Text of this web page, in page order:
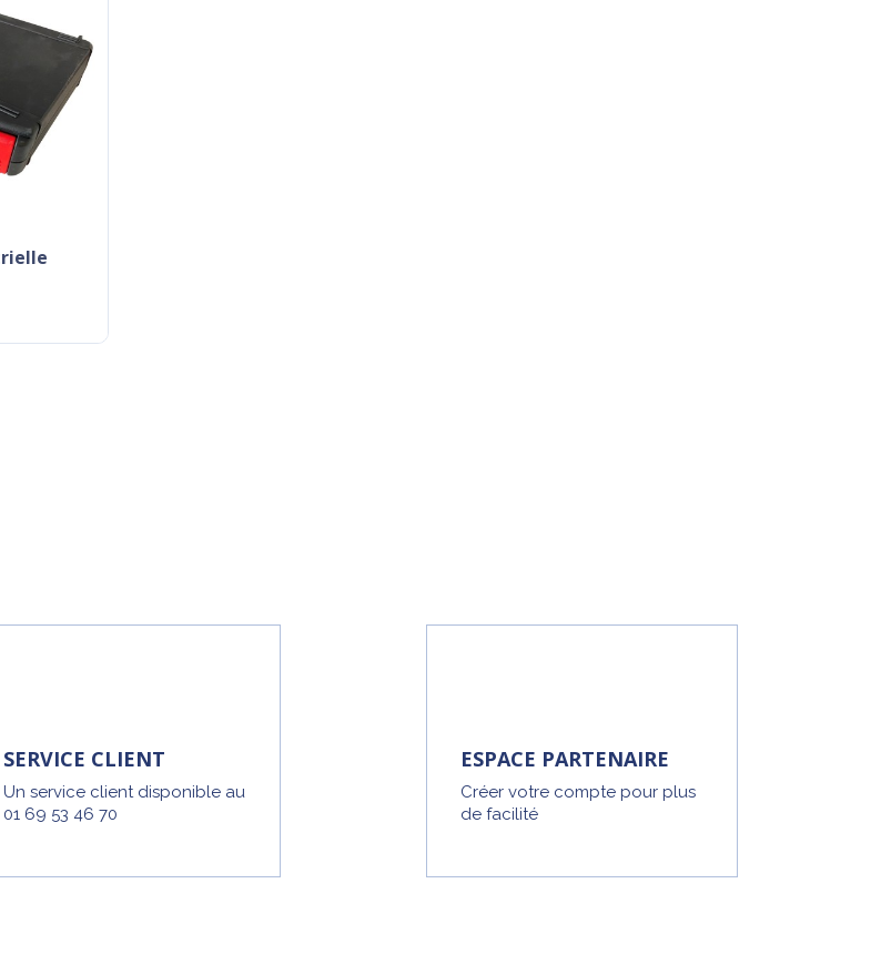
SERVICE CLIENT
Un service client disponible au
01 69 53 46 70
ESPACE PARTENAIRE
Créer votre compte pour plus
de facilité